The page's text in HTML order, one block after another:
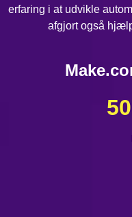
erfaring i at udvikle
afgjort også